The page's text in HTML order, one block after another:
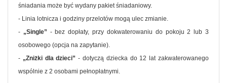
śniadania może być wydany pakiet śniadaniowy.
- Linia lotnicza i godziny przelotów mogą ulec zmianie.
- „Single” - bez dopłaty, przy dokwaterowaniu do pokoju 2 lub 3
osobowego (opcja na zapytanie).
- „Zniżki dla dzieci” - dotyczą dziecka do 12 lat zakwaterowanego
wspólnie z 2 osobami pełnopłatnymi.